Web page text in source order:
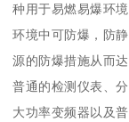
种用于易燃易爆环
环境中可防爆，防
源的防爆措施从而
普通的检测仪表、
大功率变频器以及